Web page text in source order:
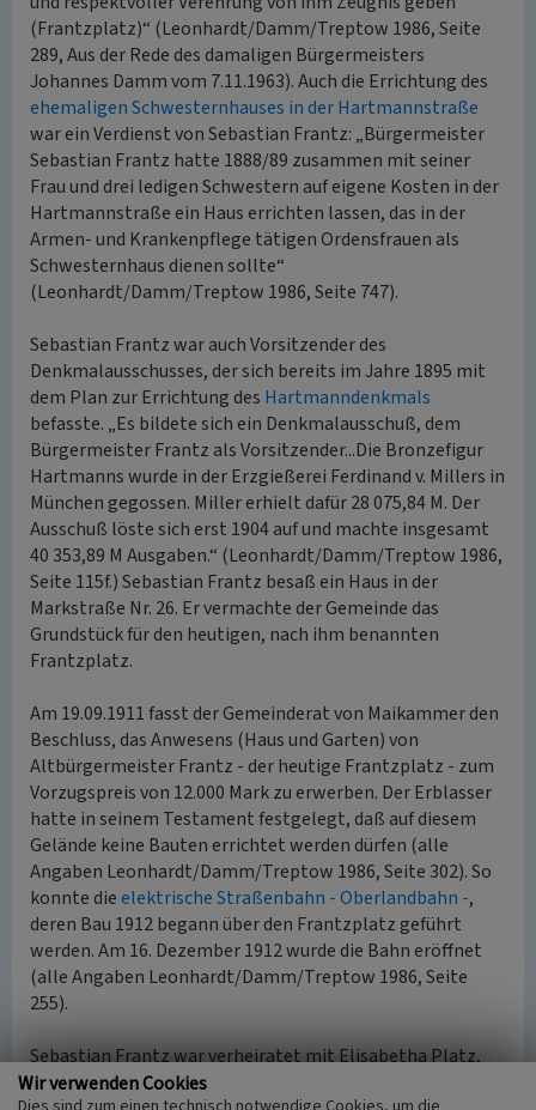
(Frantzplatz)“ (Leonhardt/Damm/Treptow 1986, Seite
289, Aus der Rede des damaligen Bürgermeisters
Johannes Damm vom 7.11.1963). Auch die Errichtung des
ehemaligen Schwesternhauses in der Hartmannstraße
war ein Verdienst von Sebastian Frantz: „Bürgermeister
Sebastian Frantz hatte 1888/89 zusammen mit seiner
Frau und drei ledigen Schwestern auf eigene Kosten in der
Hartmannstraße ein Haus errichten lassen, das in der
Armen- und Krankenpflege tätigen Ordensfrauen als
Schwesternhaus dienen sollte“
(Leonhardt/Damm/Treptow 1986, Seite 747).
Sebastian Frantz war auch Vorsitzender des
Denkmalausschusses, der sich bereits im Jahre 1895 mit
dem Plan zur Errichtung des Hartmanndenkmals
befasste. „Es bildete sich ein Denkmalausschuß, dem
Bürgermeister Frantz als Vorsitzender...Die Bronzefigur
Hartmanns wurde in der Erzgießerei Ferdinand v. Millers in
München gegossen. Miller erhielt dafür 28 075,84 M. Der
Ausschuß löste sich erst 1904 auf und machte insgesamt
40 353,89 M Ausgaben.“ (Leonhardt/Damm/Treptow 1986,
Seite 115f.) Sebastian Frantz besaß ein Haus in der
Markstraße Nr. 26. Er vermachte der Gemeinde das
Grundstück für den heutigen, nach ihm benannten
Frantzplatz.
Am 19.09.1911 fasst der Gemeinderat von Maikammer den
Beschluss, das Anwesens (Haus und Garten) von
Altbürgermeister Frantz - der heutige Frantzplatz - zum
Vorzugspreis von 12.000 Mark zu erwerben. Der Erblasser
hatte in seinem Testament festgelegt, daß auf diesem
Gelände keine Bauten errichtet werden dürfen (alle
Angaben Leonhardt/Damm/Treptow 1986, Seite 302). So
konnte dieelektrische Straßenbahn - Oberlandbahn -,
deren Bau 1912 begann über den Frantzplatz geführt
werden. Am 16. Dezember 1912 wurde die Bahn eröffnet
(alle Angaben Leonhardt/Damm/Treptow 1986, Seite
255).
Sebastian Frantz war verheiratet mit Elisabetha Platz,
die aus Maikammer stammte. Im Ortsfamilienbuch sind
Wir verwenden Cookies